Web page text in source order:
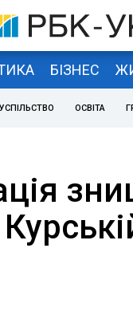
БІЗНЕС
ОСВІТА